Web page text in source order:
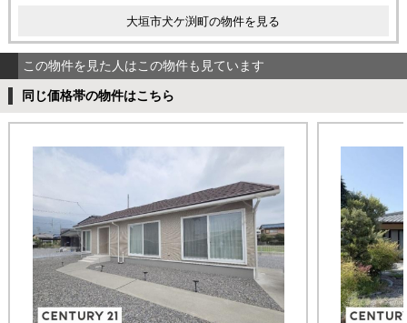
大垣市犬ケ渕町の物件を見る
この物件を見た人はこの物件も見ています
同じ価格帯の物件はこちら